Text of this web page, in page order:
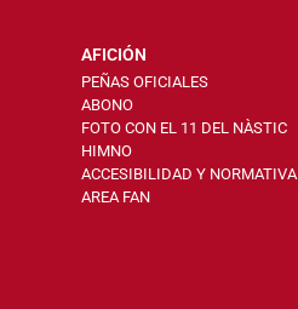
AFICIÓN
PEÑAS OFICIALES
ABONO
FOTO CON EL 11 DEL NÀSTIC
HIMNO
ACCESIBILIDAD Y NORMATIVA
AREA FAN